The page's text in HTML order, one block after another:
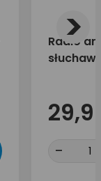
Radio
-
>